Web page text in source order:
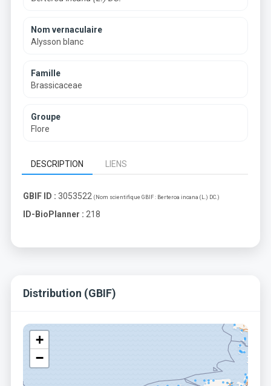
Nom vernaculaire
Alysson blanc
Famille
Brassicaceae
Groupe
Flore
DESCRIPTION LIENS
GBIF ID : 3053522 (Nom scientifique GBIF : Berteroa incana (L.) DC.)
ID-BioPlanner : 218
Distribution (GBIF)
+
−